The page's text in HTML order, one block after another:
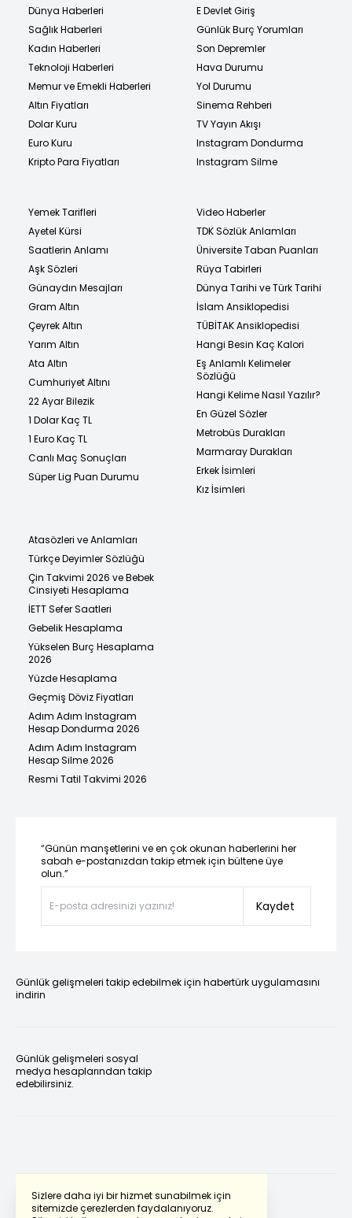
Sizlere daha iyi bir hizmet sunabilmek için
sitemizde çerezlerden faydalanıyoruz.
Dünya Haberleri
Sağlık Haberleri
Kadın Haberleri
Teknoloji Haberleri
Memur ve Emekli Haberleri
Altın Fiyatları
Dolar Kuru
Euro Kuru
Kripto Para Fiyatları
E Devlet Giriş
Günlük Burç Yorumları
Son Depremler
Hava Durumu
Yol Durumu
Sinema Rehberi
TV Yayın Akışı
Instagram Dondurma
Instagram Silme
Yemek Tarifleri
Ayetel Kürsi
Saatlerin Anlamı
Aşk Sözleri
Günaydın Mesajları
Gram Altın
Çeyrek Altın
Yarım Altın
Ata Altın
Cumhuriyet Altını
22 Ayar Bilezik
1 Dolar Kaç TL
1 Euro Kaç TL
Canlı Maç Sonuçları
Süper Lig Puan Durumu
Video Haberler
TDK Sözlük Anlamları
Üniversite Taban Puanları
Rüya Tabirleri
Dünya Tarihi ve Türk Tarihi
İslam Ansiklopedisi
TÜBİTAK Ansiklopedisi
Hangi Besin Kaç Kalori
Eş Anlamlı Kelimeler
Sözlüğü
Hangi Kelime Nasıl Yazılır?
En Güzel Sözler
Metrobüs Durakları
Marmaray Durakları
Erkek İsimleri
Kız İsimleri
Atasözleri ve Anlamları
Türkçe Deyimler Sözlüğü
Çin Takvimi 2026 ve Bebek
Cinsiyeti Hesaplama
İETT Sefer Saatleri
Gebelik Hesaplama
Yükselen Burç Hesaplama
2026
Yüzde Hesaplama
Geçmiş Döviz Fiyatları
Adım Adım Instagram
Hesap Dondurma 2026
Adım Adım Instagram
Hesap Silme 2026
Resmi Tatil Takvimi 2026
“Günün manşetlerini ve en çok okunan haberlerini her
sabah e-postanızdan takip etmek için bültene üye
olun.”
Kaydet
Günlük gelişmeleri takip edebilmek için habertürk uygulamasını
indirin
Günlük gelişmeleri sosyal
medya hesaplarından takip
edebilirsiniz.